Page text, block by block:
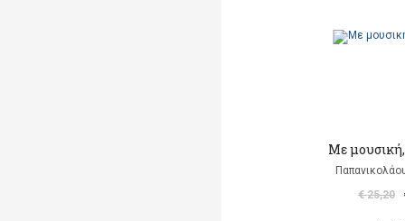
Με
€ 25,20